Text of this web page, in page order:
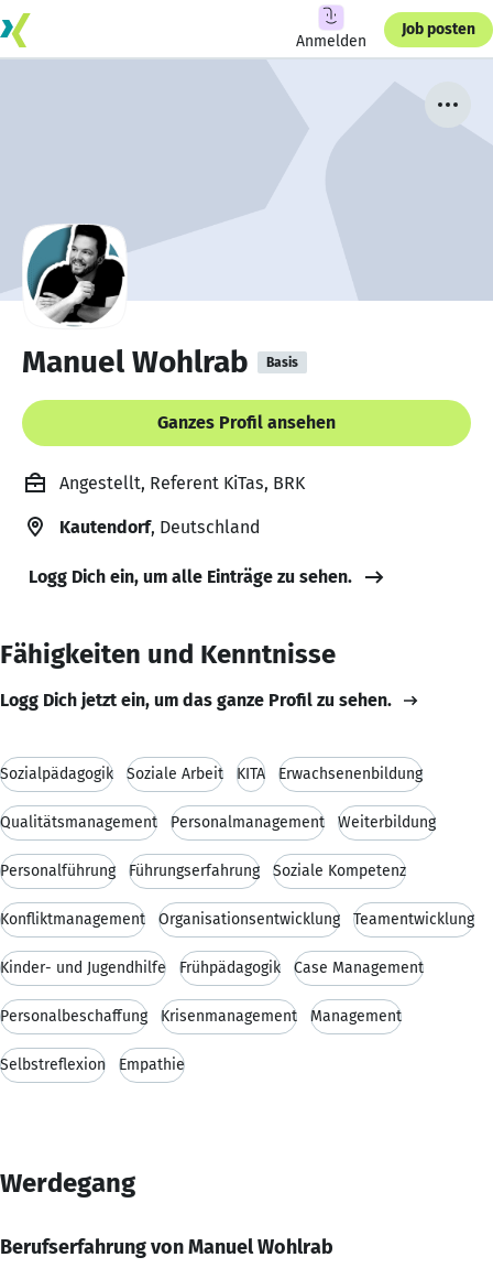
Anmelden
Job posten
Manuel Wohlrab Basis
Ganzes Profil ansehen
Angestellt, Referent KiTas, BRK
Kautendorf, Deutschland
Logg Dich ein, um alle Einträge zu sehen.
Fähigkeiten und Kenntnisse
Logg Dich jetzt ein, um das ganze Profil zu sehen.
Sozialpädagogik Soziale Arbeit KITA Erwachsenenbildung
Qualitätsmanagement Personalmanagement Weiterbildung
Personalführung Führungserfahrung Soziale Kompetenz
Konfliktmanagement Organisationsentwicklung Teamentwicklung
Kinder- und Jugendhilfe Frühpädagogik Case Management
Personalbeschaffung Krisenmanagement Management
Selbstreflexion Empathie
Werdegang
Berufserfahrung von Manuel Wohlrab